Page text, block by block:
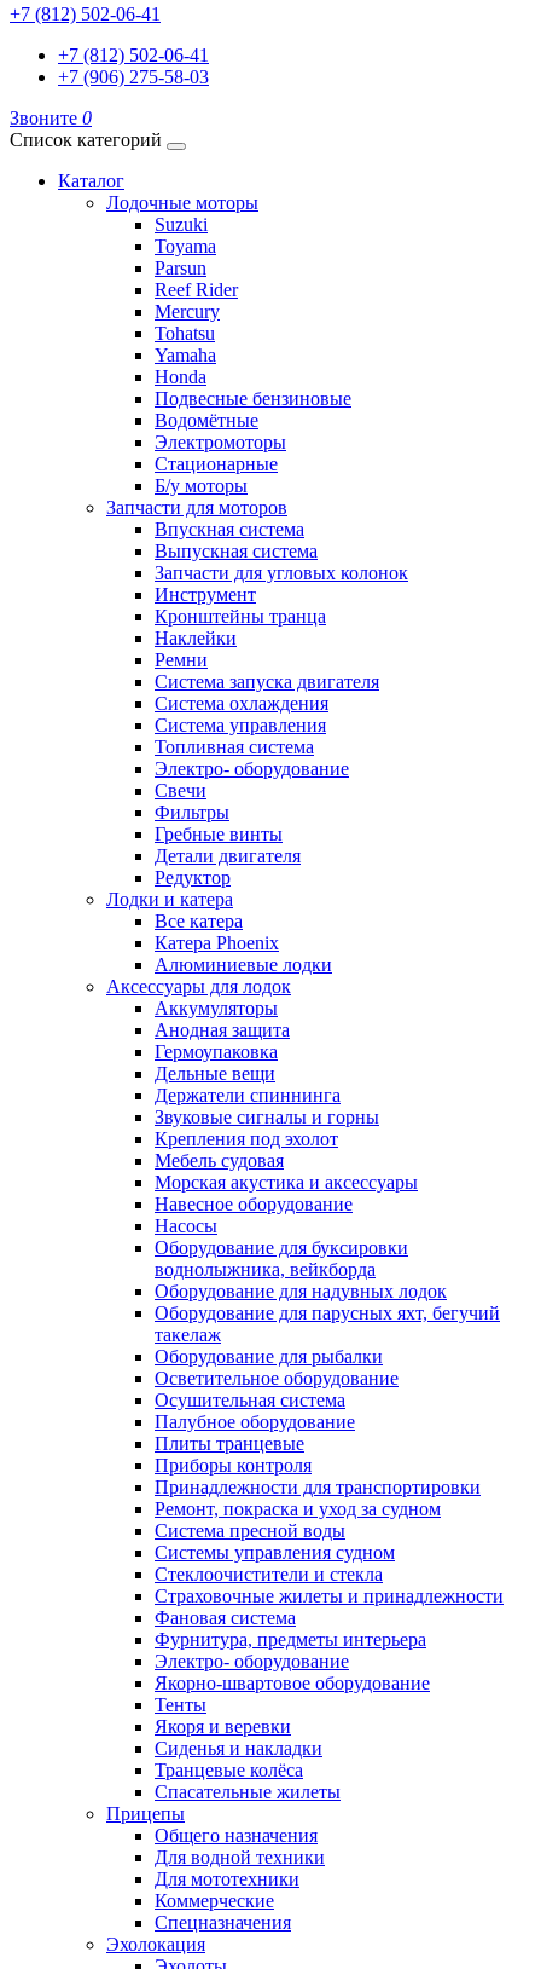
+7 (812) 502-06-41
+7 (812) 502-06-41
+7 (906) 275-58-03
Звоните 0
Список категорий
Каталог
Лодочные моторы
Suzuki
Toyama
Parsun
Reef Rider
Mercury
Tohatsu
Yamaha
Honda
Подвесные бензиновые
Водомётные
Электромоторы
Стационарные
Б/у моторы
Запчасти для моторов
Впускная система
Выпускная система
Запчасти для угловых колонок
Инструмент
Кронштейны транца
Наклейки
Ремни
Система запуска двигателя
Система охлаждения
Система управления
Топливная система
Электро- оборудование
Свечи
Фильтры
Гребные винты
Детали двигателя
Редуктор
Лодки и катера
Все катера
Катера Phoenix
Алюминиевые лодки
Аксессуары для лодок
Аккумуляторы
Анодная защита
Гермоупаковка
Дельные вещи
Держатели спиннинга
Звуковые сигналы и горны
Крепления под эхолот
Мебель судовая
Морская акустика и аксессуары
Навесное оборудование
Насосы
Оборудование для буксировки
воднолыжника, вейкборда
Оборудование для надувных лодок
Оборудование для парусных яхт, бегучий
такелаж
Оборудование для рыбалки
Осветительное оборудование
Осушительная система
Палубное оборудование
Плиты транцевые
Приборы контроля
Принадлежности для транспортировки
Ремонт, покраска и уход за судном
Система пресной воды
Системы управления судном
Стеклоочистители и стекла
Страховочные жилеты и принадлежности
Фановая система
Фурнитура, предметы интерьера
Электро- оборудование
Якорно-швартовое оборудование
Тенты
Якоря и веревки
Сиденья и накладки
Транцевые колёса
Спасательные жилеты
Прицепы
Общего назначения
Для водной техники
Для мототехники
Коммерческие
Спецназначения
Эхолокация